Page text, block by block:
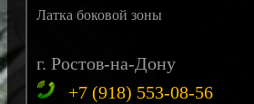
Латка боковой зоны
г. Ростов-на-Дону
+7 (918) 553-08-56